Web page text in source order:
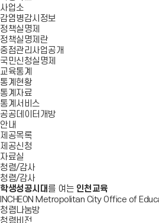
사업소
감염병감시정보
정책실명제
정책실명제란
중점관리사업공개
국민신청실명제
교육통계
통계현황
통계자료
통계서비스
공공데이터개방
안내
제공목록
제공신청
자료실
청렴/감사
청렴/감사
학생성공시대 를 여는 인천교육
INCHEON Metropolitan City Office of
청렴나눔방
청렴비전